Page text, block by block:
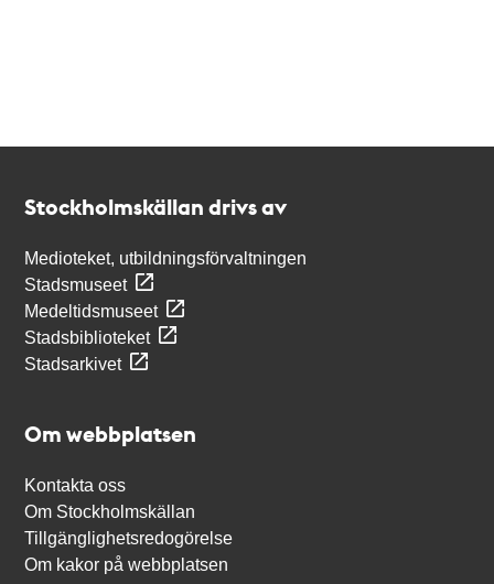
Stockholmskällan drivs av
Medioteket, utbildningsförvaltningen
Stadsmuseet
Medeltidsmuseet
Stadsbiblioteket
Stadsarkivet
Om webbplatsen
Kontakta oss
Om Stockholmskällan
Tillgänglighetsredogörelse
Om kakor på webbplatsen